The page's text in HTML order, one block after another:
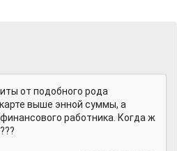
от подобного рода
выше энной суммы, а
работника. Когда ж